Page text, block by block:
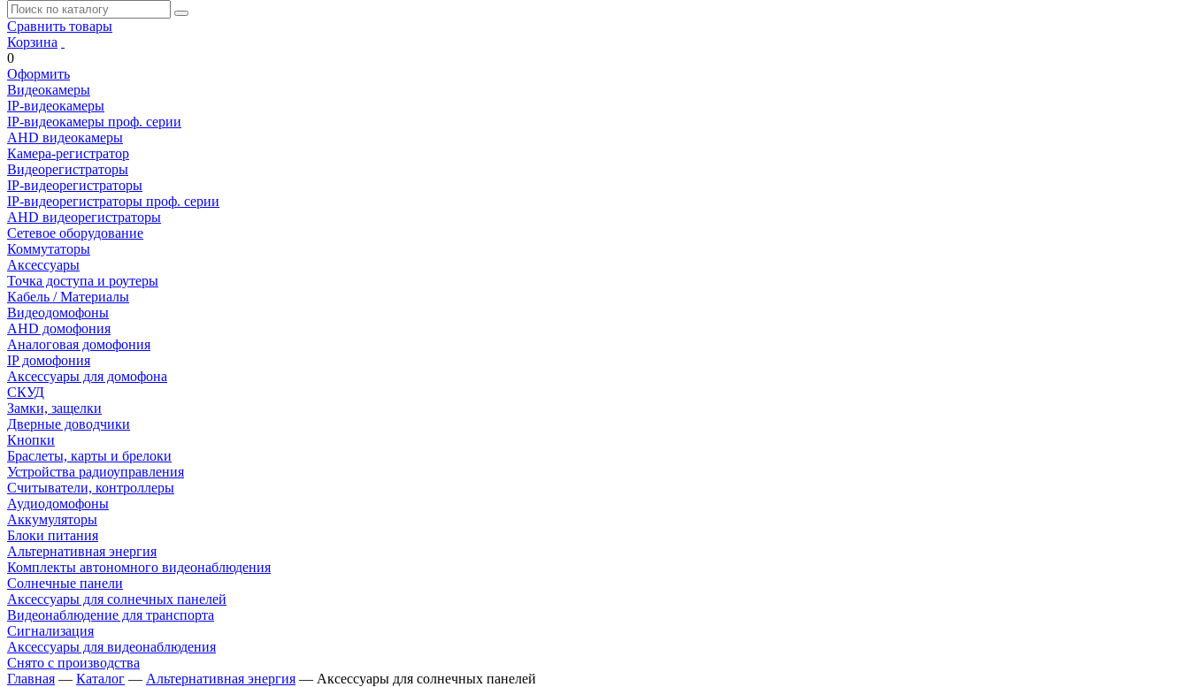
Сравнить товары
Корзина
0
Оформить
Видеокамеры
IP-видеокамеры
IP-видеокамеры проф. серии
AHD видеокамеры
Камера-регистратор
Видеорегистраторы
IP-видеорегистраторы
IP-видеорегистраторы проф. серии
AHD видеорегистраторы
Сетевое оборудование
Коммутаторы
Аксессуары
Точка доступа и роутеры
Кабель / Материалы
Видеодомофоны
AHD домофония
Аналоговая домофония
IP домофония
Аксессуары для домофона
СКУД
Замки, защелки
Дверные доводчики
Кнопки
Браслеты, карты и брелоки
Устройства радиоуправления
Считыватели, контроллеры
Аудиодомофоны
Аккумуляторы
Блоки питания
Альтернативная энергия
Комплекты автономного видеонаблюдения
Солнечные панели
Аксессуары для солнечных панелей
Видеонаблюдение для транспорта
Сигнализация
Аксессуары для видеонаблюдения
Снято с производства
Главная — Каталог — Альтернативная энергия — Аксессуары для солнечных панелей